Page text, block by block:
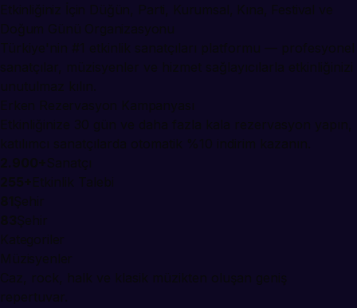
Etkinliğiniz İçin Düğün, Parti, Kurumsal, Kına, Festival ve
Doğum Günü Organizasyonu
Türkiye'nin #1 etkinlik sanatçıları platformu — profesyonel
sanatçılar, müzisyenler ve hizmet sağlayıcılarla etkinliğinizi
unutulmaz kılın.
Erken Rezervasyon Kampanyası
Etkinliğinize 30 gün ve daha fazla kala rezervasyon yapın,
katılımcı sanatçılarda otomatik %10 indirim kazanın.
2.900+ Sanatçı
255+
Etkinlik Talebi
81 Şehir
83Şehir
Kategoriler
Müzisyenler
Caz, rock, halk ve klasik müzikten oluşan geniş
repertuvar.